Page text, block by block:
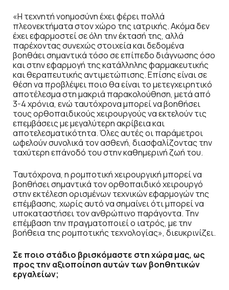
«Η τεχνητή νοημοσύνη έχει φέρει πολλά
πλεονεκτήματα στον χώρο της ιατρικής. Ακόμα δεν
έχει εφαρμοστεί σε όλη την έκτασή της, αλλά
παρέχοντας συνεχώς στοιχεία και δεδομένα
βοηθάει σημαντικά τόσο σε επίπεδο διάγνωσης όσο
και στην εφαρμογή της κατάλληλης φαρμακευτικής
και θεραπευτικής αντιμετώπισης. Επίσης είναι σε
θέση να προβλέψει ποιο θα είναι το μετεγχειρητικό
αποτέλεσμα στη μακριά παρακολούθηση, μετά από
3-4 χρόνια, ενώ ταυτόχρονα μπορεί να βοηθήσει
τους ορθοπαιδικούς χειρουργούς να εκτελούν τις
επεμβάσεις με μεγαλύτερη ακρίβεια και
αποτελεσματικότητα. Όλες αυτές οι παράμετροι
ωφελούν συνολικά τον ασθενή, διασφαλίζοντας την
ταχύτερη επάνοδό του στην καθημερινή ζωή του.
Ταυτόχρονα, η ρομποτική χειρουργική μπορεί να
βοηθήσει σημαντικά τον ορθοπαιδικό χειρουργό
στην εκτέλεση ορισμένων τεχνικών εφαρμογών της
επέμβασης, χωρίς αυτό να σημαίνει ότι μπορεί να
υποκαταστήσει τον ανθρώπινο παράγοντα. Την
επέμβαση την πραγματοποιεί ο ιατρός, με την
βοήθεια της ρομποτικής τεχνολογίας», διευκρινίζει.
Σε ποιο στάδιο βρισκόμαστε στη χώρα μας, ως
προς την αξιοποίηση αυτών των βοηθητικών
εργαλείων;